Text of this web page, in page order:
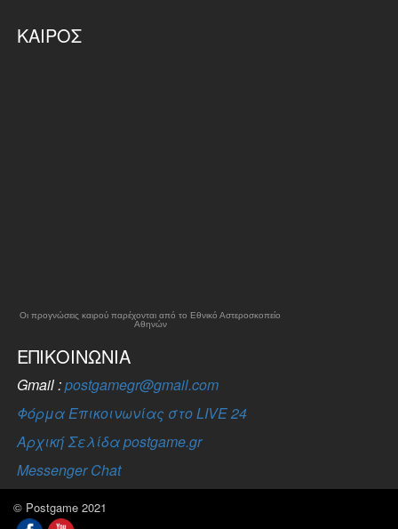
ΚΑΙΡΌΣ
Οι προγνώσεις καιρού παρέχονται από το Εθνικό Αστεροσκοπείο
Αθηνών
ΕΠΙΚΟΙΝΩΝΊΑ
Gmail :postgamegr@gmail.com
Φόρμα Επικοινωνίας στο LIVE 24
Αρχική Σελίδα postgame.gr
Messenger Chat
© Postgame 2021